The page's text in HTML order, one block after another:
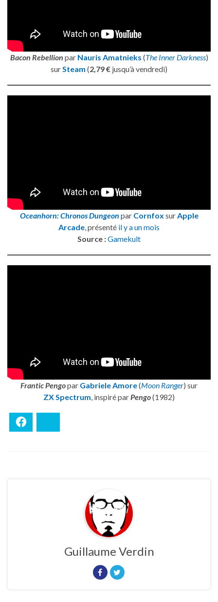
Bacon Rebellion par Nauris Amatnieks (The Inner Darkness)
surSteam (2,79 € jusqu’à vendredi)
Oceanhorn: Chronos Dungeon par Cornfox surApple
Arcade, présenté il y a un mois
Source :Gamekult
Frantic Pengopar Gabriele Amore(Moon Ranger) sur
ZX Spectrum, inspiré parPengo(1982)
Guillaume Verdin